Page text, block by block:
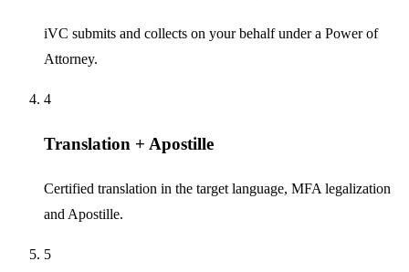
iVC submits and collects on your behalf under a Power of
Attorney.
4
Translation + Apostille
Certified translation in the target language, MFA legalization
and Apostille.
5